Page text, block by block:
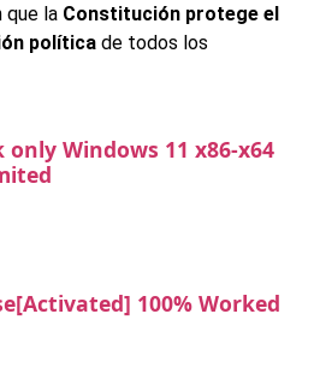
que la Constitución protege el
política de todos los
only Windows 11 x86-x64
100% Worked